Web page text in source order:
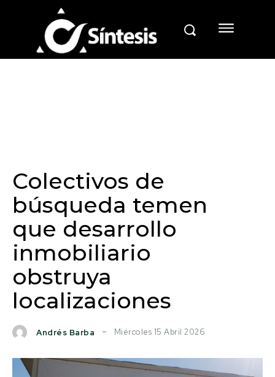
Colectivos de
búsqueda temen
que desarrollo
inmobiliario
obstruya
localizaciones
Andrés Barba Miércoles 15 Abril 2026